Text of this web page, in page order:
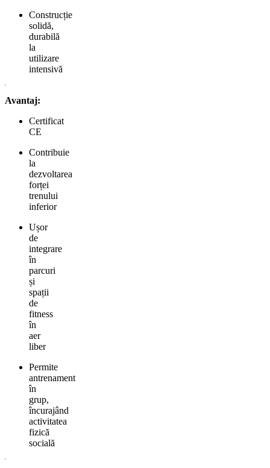
Construcție
solidă,
durabilă
la
utilizare
intensivă
Avantaj:
Certificat
CE
Contribuie
la
dezvoltarea
forței
trenului
inferior
Ușor
de
integrare
în
parcuri
și
spații
de
fitness
în
aer
liber
Permite
antrenament
în
grup,
încurajând
activitatea
fizică
socială